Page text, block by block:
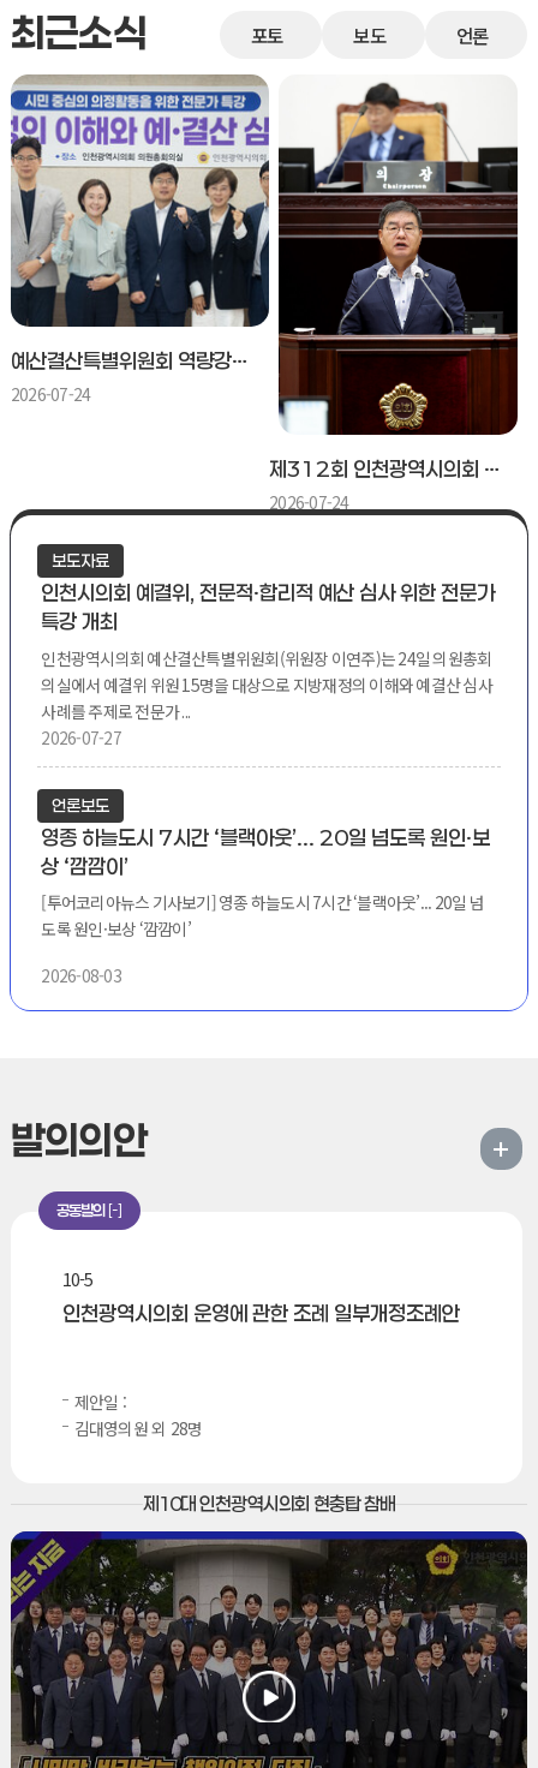
최근소식 포토 보도 언론
예산결산특별위원회 역량강화 교육
2026-07-24
제312회 인천광역시의회 임시회 제2차 본회의
2026-07-24
보도자료
인천시의회 예결위, 전문적·합리적 예산 심사 위한 전문가
특강 개최
인천광역시의회 예산결산특별위원회(위원장 이연주)는 24일 의원총회
의실에서 예결위 위원 15명을 대상으로 지방재정의 이해와 예결산 심사
사례를 주제로 전문가 ...
2026-07-27
언론보도
영종 하늘도시 7시간 ‘블랙아웃’... 20일 넘도록 원인·보
상 ‘깜깜이’
[투어코리아뉴스 기사보기] 영종 하늘도시 7시간 ‘블랙아웃’... 20일 넘
도록 원인·보상 ‘깜깜이’
2026-08-03
발의의안
공동발의 -
10-5
인천광역시의회 운영에 관한 조례 일부개정조례안
제안일 :
김대영의원 외 28명
제10대 인천광역시의회 현충탑 참배